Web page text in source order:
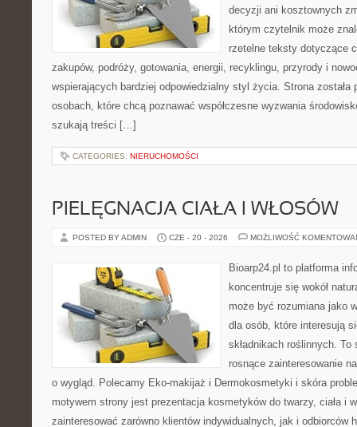
decyzji ani kosztownych
którym czytelnik może
rzetelne teksty dotyczące
zakupów, podróży, gotowania, energii, recyklingu, przyrody i
wspierających bardziej odpowiedzialny styl życia. Strona została
osobach, które chcą poznawać współczesne wyzwania
szukają treści […]
CATEGORIES: NIERUCHOMOŚCI
PIELĘGNACJA CIAŁA I WŁOSÓW
POSTED BY ADMIN CZE - 20 - 2026 MOŻLIWOŚĆ
Bioarp24.pl to platforma
koncentruje się wokół
może być rozumiana jako
dla osób, które interesują
składnikach roślinnych.
rosnące zainteresowanie
o wygląd. Polecamy Eko-makijaż i Dermokosmetyki i skóra
motywem strony jest prezentacja kosmetyków do twarzy, ciała i
zainteresować zarówno klientów indywidualnych, jak i